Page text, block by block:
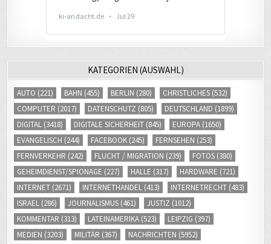
KATEGORIEN (AUSWAHL)
AUTO (221) BAHN (455) BERLIN (280) CHRISTLICHES (532)
COMPUTER (2017) DATENSCHUTZ (805) DEUTSCHLAND (1899)
DIGITAL (3418) DIGITALE SICHERHEIT (845) EUROPA (1650)
EVANGELISCH (244) FACEBOOK (245) FERNSEHEN (253)
FERNVERKEHR (242) FLUCHT / MIGRATION (239) FOTOS (380)
GEHEIMDIENST/SPIONAGE (227) HALLE (317) HARDWARE (721)
INTERNET (2671) INTERNETHANDEL (413) INTERNETRECHT (483)
ISRAEL (286) JOURNALISMUS (461) JUSTIZ (1012)
KOMMENTAR (313) LATEINAMERIKA (523) LEIPZIG (397)
MEDIEN (3203) MILITÄR (367) NACHRICHTEN (5952)